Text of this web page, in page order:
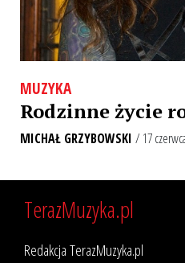
MUZYKA
Rodzinne życie
MICHAŁ GRZYBOWSKI / 17
TerazMuzyka.pl
Redakcja TerazMuzyka.pl